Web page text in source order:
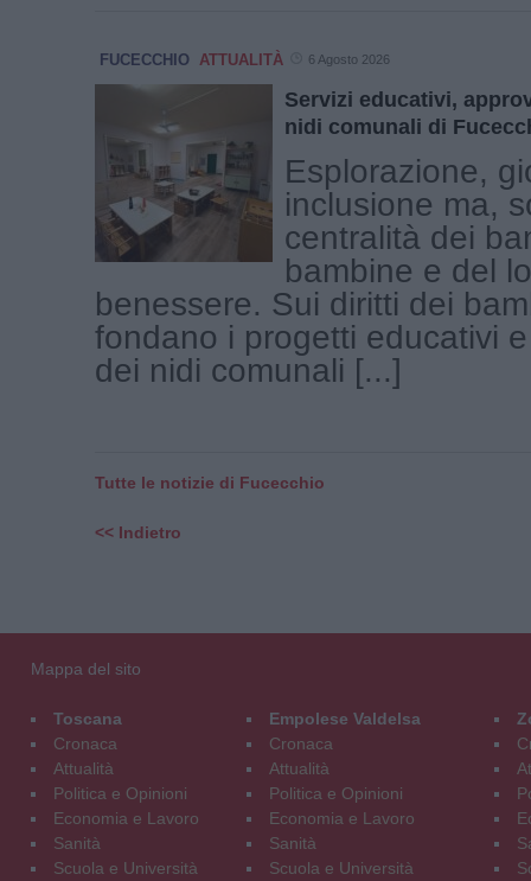
FUCECCHIO ATTUALITÀ 6 Agosto 2026
Servizi educativi,
nidi comunali di
Esplorazione,
inclusione ma,
centralità dei
bambine e del
benessere. Sui diritti dei
fondano i progetti educativi
dei nidi comunali [...]
Tutte le notizie di Fucecchio
<< Indietro
Mappa del sito
Toscana
Cronaca
Attualità
Politica e Opinioni
Economia e Lavoro
Sanità
Scuola e Università
Empolese Valdelsa
Cronaca
Attualità
Politica e Opinioni
Economia e Lavoro
Sanità
Scuola e Università